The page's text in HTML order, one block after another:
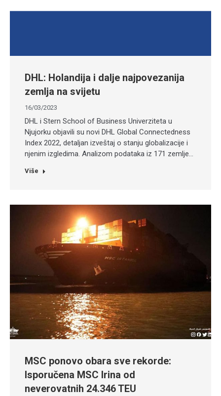
DHL: Holandija i dalje najpovezanija
zemlja na svijetu
16/03/2023
DHL i Stern School of Business Univerziteta u
Njujorku objavili su novi DHL Global Connectedness
Index 2022, detaljan izveštaj o stanju globalizacije i
njenim izgledima. Analizom podataka iz 171 zemlje…
Više
MSC ponovo obara sve rekorde:
Isporučena MSC Irina od
neverovatnih 24.346 TEU